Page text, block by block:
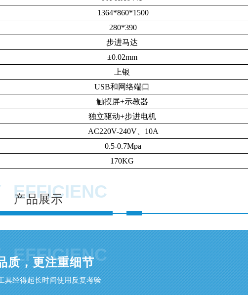
1364*860*1500
280*390
步进马达
±0.02mm
上银
USB和网络端口
触摸屏+示教器
独立驱动+步进电机
AC220V-240V、10A
0.5-0.7Mpa
170KG
EFFICIENC
产品展示
EFFICIENC
质，更注重细节
具经得起长时间使用反复考验